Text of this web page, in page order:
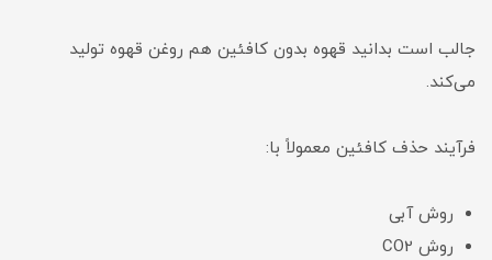
جالب است بدانید قهوه بدون کافئین هم روغن قهوه تولید
می‌کند.
فرآیند حذف کافئین معمولاً با:
روش آبی
روش CO2